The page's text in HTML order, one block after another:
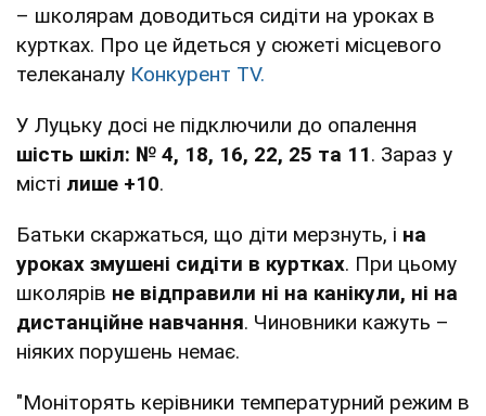
– школярам доводиться сидіти на уроках в
куртках. Про це йдеться у сюжеті місцевого
телеканалу Конкурент TV.
У Луцьку досі не підключили до опалення
шість шкіл: № 4, 18, 16, 22, 25 та 11. Зараз у
місті лише +10.
Батьки скаржаться, що діти мерзнуть, і на
уроках змушені сидіти в куртках. При цьому
школярів не відправили ні на канікули, ні на
дистанційне навчання. Чиновники кажуть –
ніяких порушень немає.
"Моніторять керівники температурний режим в